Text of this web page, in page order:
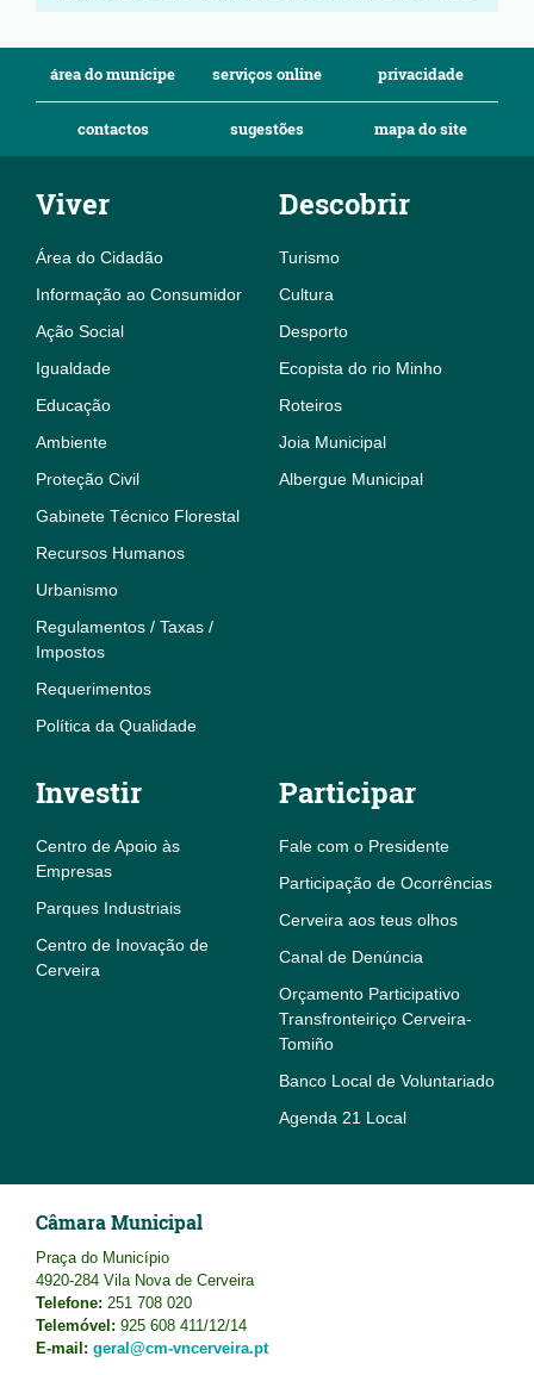
área do munícipe serviços online privacidade
contactos sugestões mapa do site
Viver
Área do Cidadão
Informação ao Consumidor
Ação Social
Igualdade
Educação
Ambiente
Proteção Civil
Gabinete Técnico Florestal
Recursos Humanos
Urbanismo
Regulamentos / Taxas /
Impostos
Requerimentos
Política da Qualidade
Descobrir
Turismo
Cultura
Desporto
Ecopista do rio Minho
Roteiros
Joia Municipal
Albergue Municipal
Investir
Centro de Apoio às
Empresas
Parques Industriais
Centro de Inovação de
Cerveira
Participar
Fale com o Presidente
Participação de Ocorrências
Cerveira aos teus olhos
Canal de Denúncia
Orçamento Participativo
Transfronteiriço Cerveira-
Tomiño
Banco Local de Voluntariado
Agenda 21 Local
Câmara Municipal
Praça do Município
4920-284 Vila Nova de Cerveira
Telefone: 251 708 020
Telemóvel: 925 608 411/12/14
E-mail: geral@cm-vncerveira.pt